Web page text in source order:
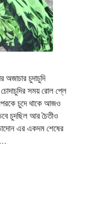
চুদাচুদি
সময় রোল প্লে
চুদে থাকে আজও
চুদছিল আর চৈতীও
এর একদম শেষের
…